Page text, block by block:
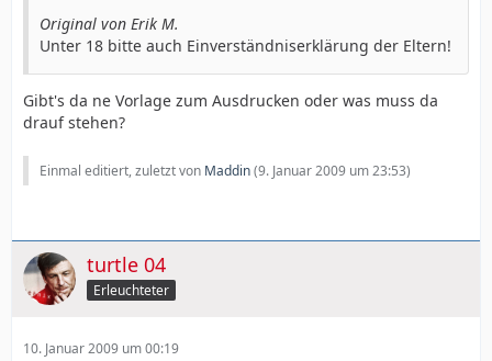
Original von Erik M.
Unter 18 bitte auch Einverständniserklärung der Eltern!
Gibt's da ne Vorlage zum Ausdrucken oder was muss da
drauf stehen?
Einmal editiert, zuletzt von Maddin(9. Januar 2009 um 23:53)
turtle 04
Erleuchteter
10. Januar 2009 um 00:19